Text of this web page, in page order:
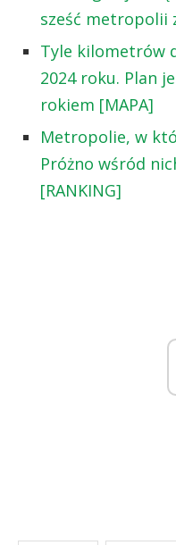
sześć metropolii
Tyle kilometrów
2024 roku. Plan
rokiem [MAPA]
Metropolie, w
Próżno wśród
[RANKING]